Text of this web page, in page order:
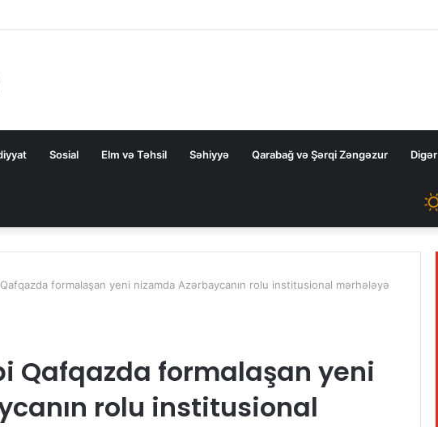
Sosial Elm və Təhsil Səhiyyə Qarabağ və Şərqi Zəngəzur Digər
Qafqazda formalaşan yeni nizamda Azərbaycanın rolu institusional mərhələyə
Qafqazda formalaşan yeni
rolu institusional